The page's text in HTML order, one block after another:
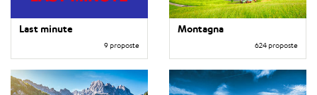
Last minute
9 proposte
Montagna
624 proposte